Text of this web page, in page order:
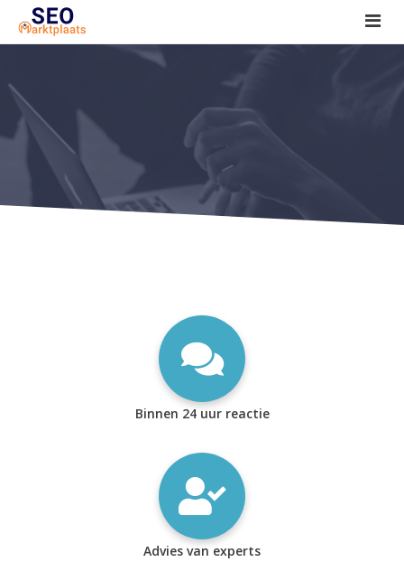
SEO tools reviews
Marketeer bij jou in de buurt?
Offerte
1. Seo voor beginners +
2. Onderzoeken +
Binnen 24 uur reactie
Advies van experts